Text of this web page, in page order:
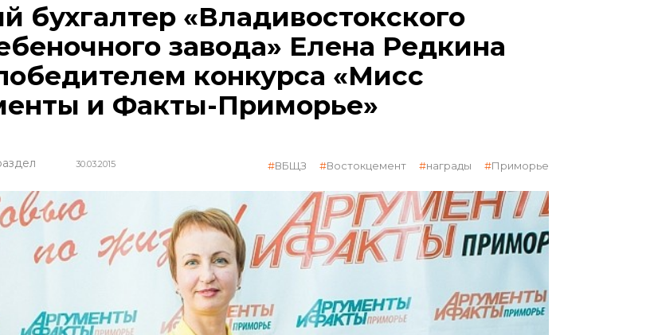
бухгалтер «Владивостокского
завода» Елена Редкина
конкурса «Мисс
и Факты-Приморье»
30.03.2015 ВБЩЗ Востокцемент награды Приморье